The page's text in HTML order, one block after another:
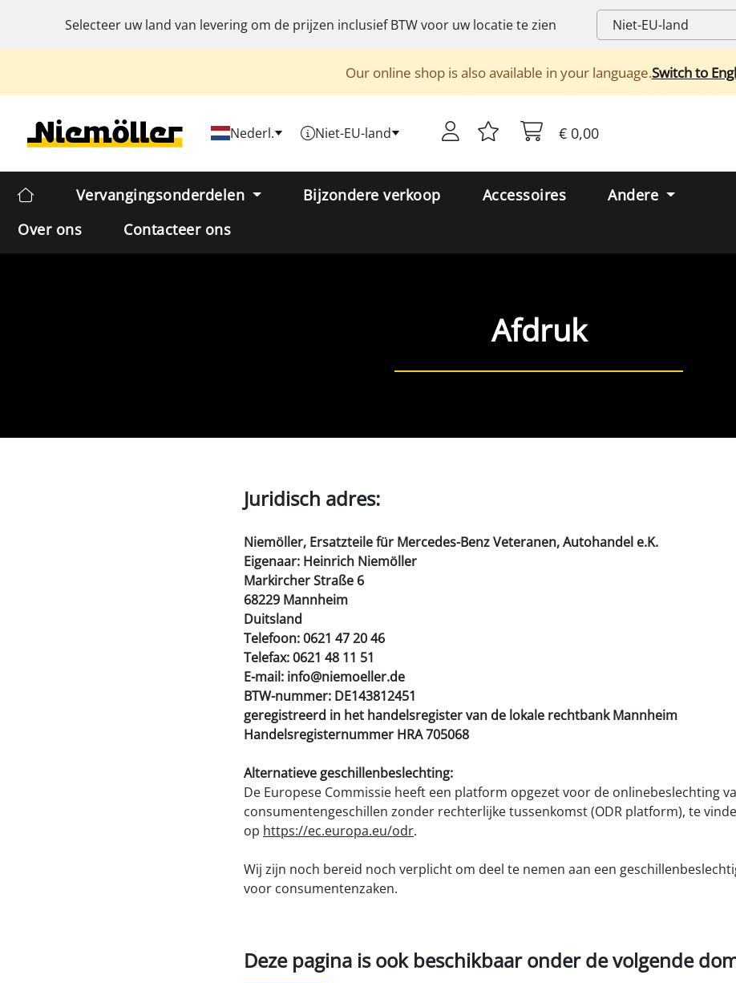
Selecteer uw land van levering om de prijzen inclusiefBTWvoor uw locatie te zien
Our online shop is also available in your language.Switch to
Nederl. Niet-EU-land € 0,00
Vervangingsonderdelen Bijzondere verkoop Accessoires
Andere
Over ons
Contacteer ons
Afdruk
Juridisch adres:
Niemöller, Ersatzteile für Mercedes-Benz Veteranen, Autohandel e.K.
Eigenaar: Heinrich Niemöller
Markircher Straße 6
68229 Mannheim
Duitsland
Telefoon: 0621 47 20 46
Telefax: 0621 48 11 51
E-mail: info@niemoeller.de
BTW-nummer: DE143812451
geregistreerd in het handelsregister van de lokale rechtbank Mannheim
Handelsregisternummer HRA 705068
Alternatieve geschillenbeslechting:
De Europese Commissie heeft een platform opgezet voor de onlinebeslechting
consumentengeschillen zonder rechterlijke tussenkomst (ODR platform), te
op https://ec.europa.eu/odr.
Wij zijn noch bereid noch verplicht om deel te nemen aan een
voor consumentenzaken.
Deze pagina is ook beschikbaar onder de volgende